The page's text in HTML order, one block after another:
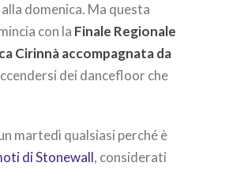
domenica. Ma questa
con la Finale Regionale
Cirinnà accompagnata da
dei dancefloor che
martedì qualsiasi perché è
di Stonewall, considerati